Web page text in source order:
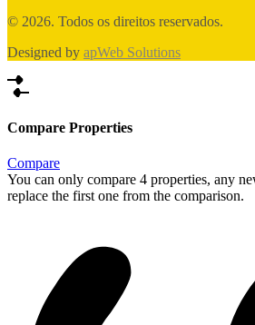
© 2026. Todos os direitos reservados.
Designed by apWeb Solutions
Compare Properties
Compare
You can only compare 4 properties, any
replace the first one from the comparison.